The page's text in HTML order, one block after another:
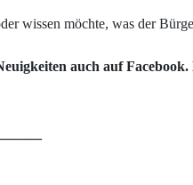
wissen möchte, was der
auch auf